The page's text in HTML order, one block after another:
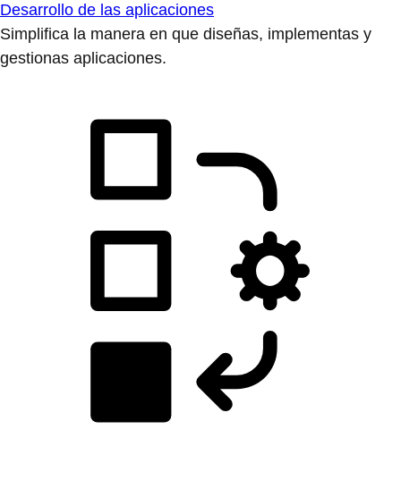
Desarrollo de las aplicaciones
Simplifica la manera en que diseñas, implementas y
gestionas aplicaciones.